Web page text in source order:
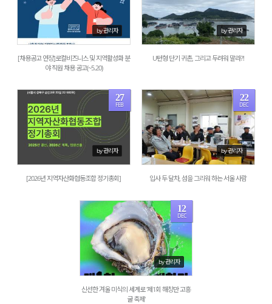
by 관리자
3134
[채용공고 연장]로컬비즈니스 및 지역활성화 분
야 직원 채용 공고(~5.20)
by 관리자
927
U턴형 단기 귀촌, 그리고 두려워 말라?!
27
FEB
by 관리자
1115
[2026년 지역자산화협동조합 정기총회]
22
DEC
by 관리자
1319
입사 두 달차, 섬을 그리워 하는 서울 사람
12
DEC
by 관리자
1628
신선한 겨울 미식의 세계로 '제1회 해창만 고흥
굴 축제'